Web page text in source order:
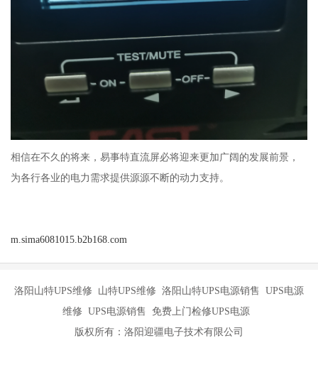
相信在不久的将来，易事特直流屏必将迎来更加广阔的发展前景，
为各行各业的电力需求提供源源不断的动力支持。
m.sima6081015.b2b168.com
洛阳山特UPS维修 山特UPS维修 洛阳山特UPS电源销售 UPS电源
维修 UPS电源销售 免费上门检修UPS电源
版权所有：洛阳迎疆电子技术有限公司